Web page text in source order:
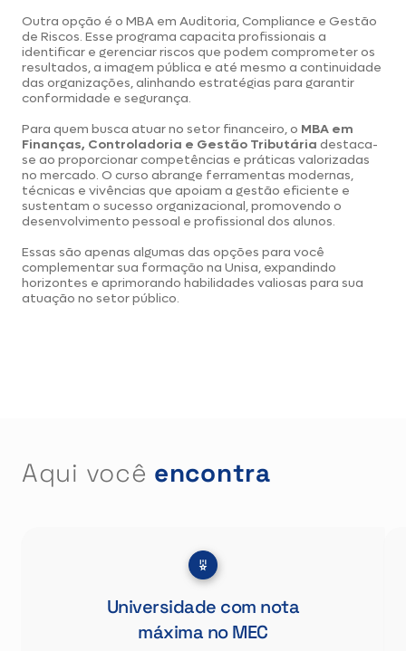
Outra opção é o MBA em Auditoria, Compliance e Gestão
de Riscos. Esse programa capacita profissionais a
identificar e gerenciar riscos que podem comprometer os
resultados, a imagem pública e até mesmo a continuidade
das organizações, alinhando estratégias para garantir
conformidade e segurança.
Para quem busca atuar no setor financeiro, o MBA em
Finanças, Controladoria e Gestão Tributária destaca-
se ao proporcionar competências e práticas valorizadas
no mercado. O curso abrange ferramentas modernas,
técnicas e vivências que apoiam a gestão eficiente e
sustentam o sucesso organizacional, promovendo o
desenvolvimento pessoal e profissional dos alunos.
Essas são apenas algumas das opções para você
complementar sua formação na Unisa, expandindo
horizontes e aprimorando habilidades valiosas para sua
atuação no setor público.
Aqui você encontra
Universidade com nota
máxima no MEC